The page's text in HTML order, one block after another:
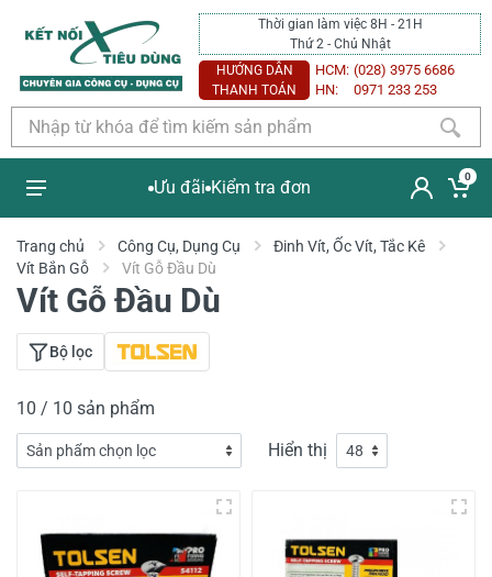
Thời gian làm việc 8H - 21H
Thứ 2 - Chủ Nhật
HƯỚNG DẪN
THANH TOÁN
HCM: (028) 3975 6686
HN:
0971 233 253
Ưu đãi Kiểm tra đơn
0
Trang chủ Công Cụ, Dụng Cụ
Đinh Vít, Ốc Vít, Tắc Kê
Vít Bắn Gỗ
Vít Gỗ Đầu Dù
Vít Gỗ Đầu Dù
Bộ lọc
10 / 10 sản phẩm
Hiển thị